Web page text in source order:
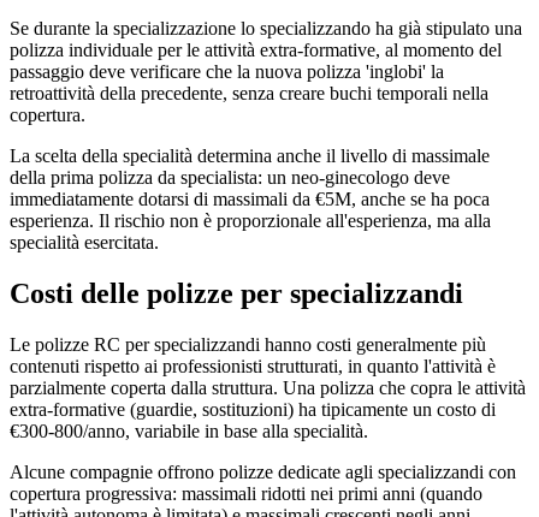
Se durante la specializzazione lo specializzando ha già stipulato una
polizza individuale per le attività extra-formative, al momento del
passaggio deve verificare che la nuova polizza 'inglobi' la
retroattività della precedente, senza creare buchi temporali nella
copertura.
La scelta della specialità determina anche il livello di massimale
della prima polizza da specialista: un neo-ginecologo deve
immediatamente dotarsi di massimali da €5M, anche se ha poca
esperienza. Il rischio non è proporzionale all'esperienza, ma alla
specialità esercitata.
Costi delle polizze per specializzandi
Le polizze RC per specializzandi hanno costi generalmente più
contenuti rispetto ai professionisti strutturati, in quanto l'attività è
parzialmente coperta dalla struttura. Una polizza che copra le attività
extra-formative (guardie, sostituzioni) ha tipicamente un costo di
€300-800/anno, variabile in base alla specialità.
Alcune compagnie offrono polizze dedicate agli specializzandi con
copertura progressiva: massimali ridotti nei primi anni (quando